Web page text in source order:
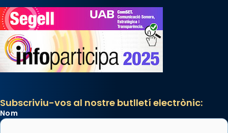
Subscriviu-vos al nostre butlletí electrònic:
Nom